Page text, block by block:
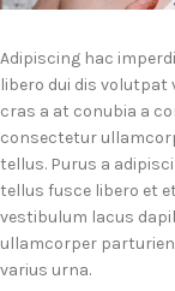
Adipiscing hac
libero dui dis volutpat
cras a at conubia a
consectetur
tellus. Purus a
tellus fusce libero et
vestibulum lacus
ullamcorper
varius urna.